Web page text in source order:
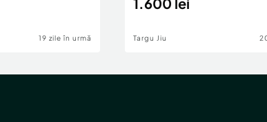
19 zile în urmă Targu Jiu